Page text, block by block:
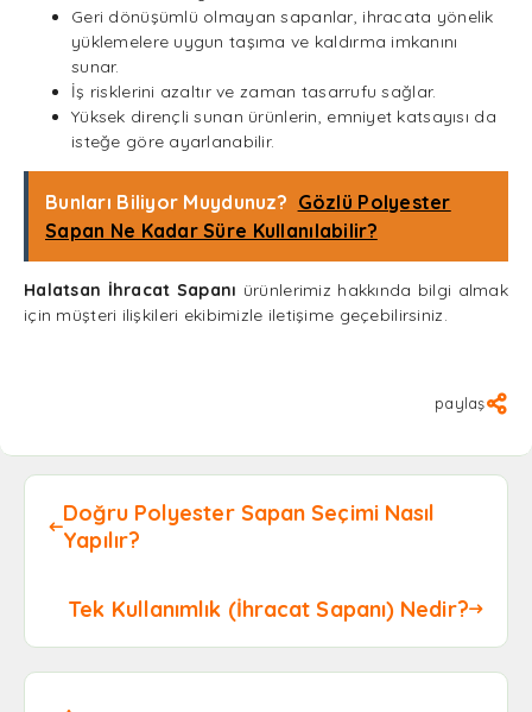
Geri dönüşümlü olmayan sapanlar, ihracata yönelik
yüklemelere uygun taşıma ve kaldırma imkanını
sunar.
İş risklerini azaltır ve zaman tasarrufu sağlar.
Yüksek dirençli sunan ürünlerin, emniyet katsayısı da
isteğe göre ayarlanabilir.
Bunları Biliyor Muydunuz? Gözlü Polyester
Sapan Ne Kadar Süre Kullanılabilir?
Halatsan İhracat Sapanı ürünlerimiz hakkında bilgi almak
için müşteri ilişkileri ekibimizle iletişime geçebilirsiniz.
paylaş
Doğru Polyester Sapan Seçimi Nasıl
Yapılır?
Tek Kullanımlık (İhracat Sapanı) Nedir?